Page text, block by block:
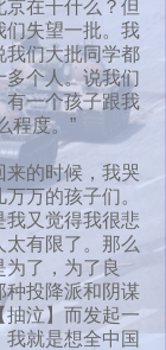
在干什么？但
们失望一批。我
我们大批同学都
多个人。说我们
有一个孩子跟我
程度。”
的时候，我哭
万的孩子们。
我又觉得我很悲
有限了。那么
了，为了良
种投降派和阴谋
抽泣】而发起一
就是想全中国